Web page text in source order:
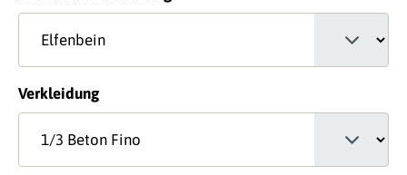
Verkleidungauswählen